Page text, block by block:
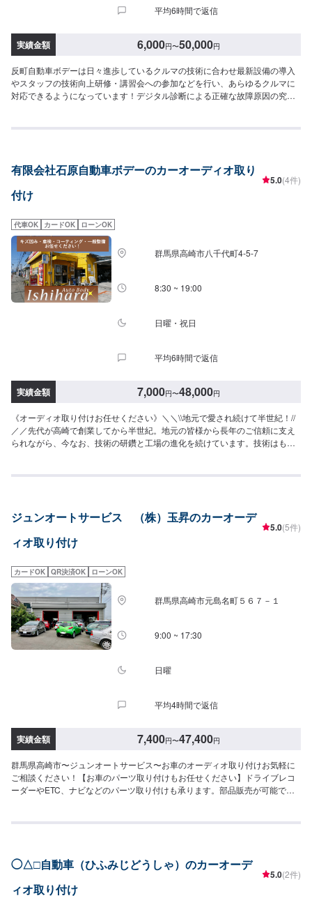
平均6時間で返信
実績金額 6,000円〜50,000円
反町自動車ボデーは日々進歩しているクルマの技術に合わせ最新設備の導入
やスタッフの技術向上研修・講習会への参加などを行い、あらゆるクルマに
対応できるようになっています！デジタル診断による正確な故障原因の究明
備士による点検・メンテナンス、クルマのパーツ交換や取り付け・カスタム
---------------------------【1】オファーにてお問い合わせ【2】お見積り【3】お
見積りにご納得いただければ作業開始【4】仕上がり次第納車〈納期につい
て〉通常1~2日程度で納車いたします！車種や状態などにより作業内容が異
パーツ等持ち込みについて〉パーツ持ち込み可能です！オファー送信の際
に、持ち込みパーツの詳細をご入力ください。〈代車について〉無料の代車
ご用意しております！愛車の作業中は代車をご利用ください！※代車の燃料代
はお客様にご負担いただいております。【定休日・営業時間】定休日：不定
休営業時間：9:00~18:00
有限会社石原自動車ボデーのカーオーディオ取り
付け
5.0(4件)
代車OK カードOK ローンOK
群馬県高崎市八千代町4-5-7
8:30 ~ 19:00
日曜・祝日
平均6時間で返信
実績金額 7,000円〜48,000円
《オーディオ取り付けお任せください》＼＼\\地元で愛され続けて半世紀！//
／／先代が高崎で創業してから半世紀。地元の皆様から長年のご信頼に支え
られながら、今なお、技術の研鑽と工場の進化を続けています。技術はもち
お困りごとにお応えし、解決する「対応力」で、お客様のカーライフのお役
で作業を進めて参ります。常連さんから初めての方まで、ご来店を心からお
待ちしております。--------------------------------------------------【1】オファーにて
お問い合わせ【2】お見積り【3】お見積りにご納得いただければ作業開始
OK！オファーの際、使用されるパーツのお写真や詳細などをお送りくださ
い。《代車について》お車をお預かりしている間、ご入用のお客様には代車
を無料でご用意しております。詳しくはお気軽にお問い合わせください。※ガ
ソリン代はお客様にご負担いただきます。【定休日・営業時間】定休日：第
二水曜日営業時間：8:30~19:00
ジュンオートサービス （株）玉昇のカーオーデ
ィオ取り付け
5.0(5件)
カードOK QR決済OK ローンOK
群馬県高崎市元島名町５６７－１
9:00 ~ 17:30
日曜
平均4時間で返信
実績金額 7,400円〜47,400円
群馬県高崎市〜ジュンオートサービス〜お車のオーディオ取り付けお気軽に
ご相談ください！【お車のパーツ取り付けもお任せください】ドライブレコ
ーダーやETC、ナビなどのパーツ取り付けも承ります。部品販売が可能です
特徴】✅車種に応じた対応！✅お客様のご要望に応じた提案！✅輸入車の実績
受付方法-----入庫の際はお気をつけてお越しください。駐車スペースは事務所
前の空いているスペースに駐車してください。受付はスタッフへ「メンテモ
で予約しました」とお伝えください。ご案内いたします。【定休日・営業時
◯△□自動車（ひふみじどうしゃ）のカーオーデ
ィオ取り付け
5.0(2件)